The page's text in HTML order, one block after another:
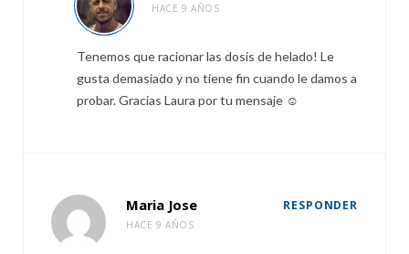
HACE 9 AÑOS
Tenemos que racionar las dosis de helado! Le
gusta demasiado y no tiene fin cuando le damos a
probar. Gracias Laura por tu mensaje ☺️
Maria Jose
HACE 9 AÑOS
RESPONDER